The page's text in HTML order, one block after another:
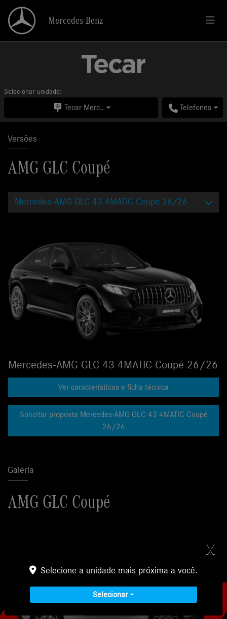
Mercedes-Benz
Selecionar unidade:
Tecar Merc.. Telefones
Versões
AMG GLC Coupé
Mercedes-AMG GLC 43 4MATIC Coupé 26/26
Mercedes-AMG GLC 43 4MATIC Coupé 26/26
Ver características e ficha técnica
Solicitar proposta Mercedes-AMG GLC 43 4MATIC Coupé
26/26
Galeria
AMG GLC Coupé
Mercedes-Benz
X
Selecione a unidade mais próxima a você.
Selecionar